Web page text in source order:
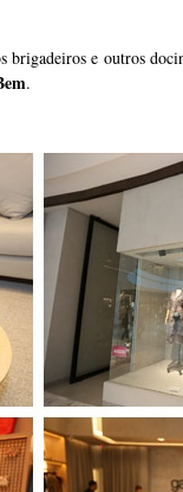
brigadeiros e outros
.